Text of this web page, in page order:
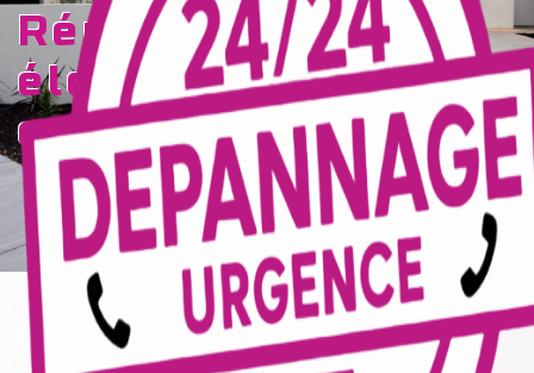
rénovation
électrique Chailly-
en-Brie
TECELEC